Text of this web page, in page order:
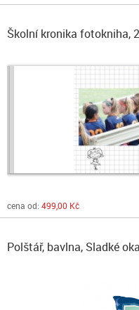
Školní kronika fotokniha,
cena od: 499,00 Kč
Polštář, bavlna, Sladké